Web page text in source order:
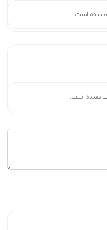
نشده است.
نشده است.